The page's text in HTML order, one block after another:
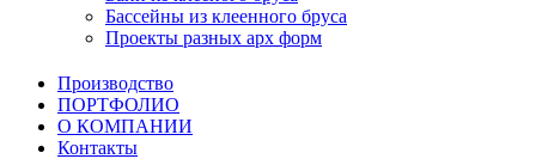
Бассейны из клеенного бруса
Проекты разных арх форм
Производство
ПОРТФОЛИО
О КОМПАНИИ
Контакты